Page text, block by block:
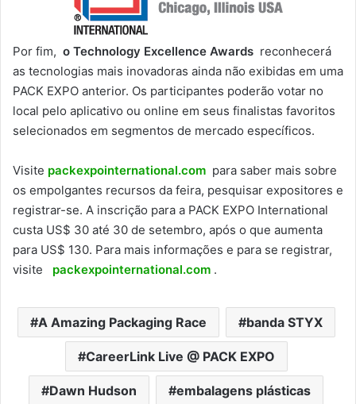
Por fim, o Technology Excellence Awards reconhecerá
as tecnologias mais inovadoras ainda não exibidas em uma
PACK EXPO anterior. Os participantes poderão votar no
local pelo aplicativo ou online em seus finalistas favoritos
selecionados em segmentos de mercado específicos.
Visite packexpointernational.com para saber mais sobre
os empolgantes recursos da feira, pesquisar expositores e
registrar-se. A inscrição para a PACK EXPO International
custa US$ 30 até 30 de setembro, após o que aumenta
para US$ 130. Para mais informações e para se registrar,
visite packexpointernational.com .
A Amazing Packaging Race banda STYX
CareerLink Live @ PACK EXPO
Dawn Hudson embalagens plásticas